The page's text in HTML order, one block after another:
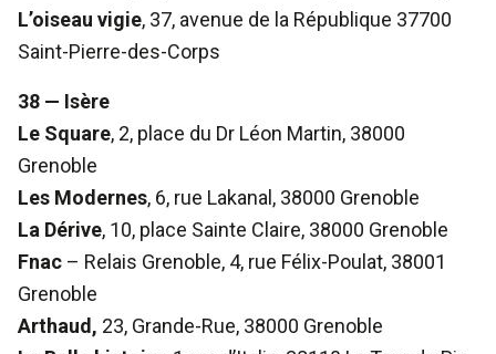
L’oiseau vigie, 37, avenue de la République 37700
Saint-Pierre-des-Corps
38 — Isère
Le Square, 2, place du Dr Léon Martin, 38000
Grenoble
Les Modernes, 6, rue Lakanal, 38000 Grenoble
La Dérive, 10, place Sainte Claire, 38000 Grenoble
Fnac – Relais Grenoble, 4, rue Félix-Poulat, 38001
Grenoble
Arthaud, 23, Grande-Rue, 38000 Grenoble